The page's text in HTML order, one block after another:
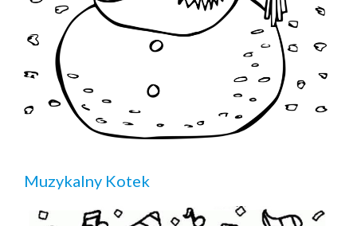
Muzykalny Kotek